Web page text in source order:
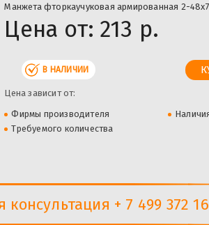
Манжета фторкаучуковая армированная 2-
Цена от: 213 р.
В НАЛИЧИИ
Цена зависит от:
Фирмы производителя
Требуемого количества
+ 7 499 372